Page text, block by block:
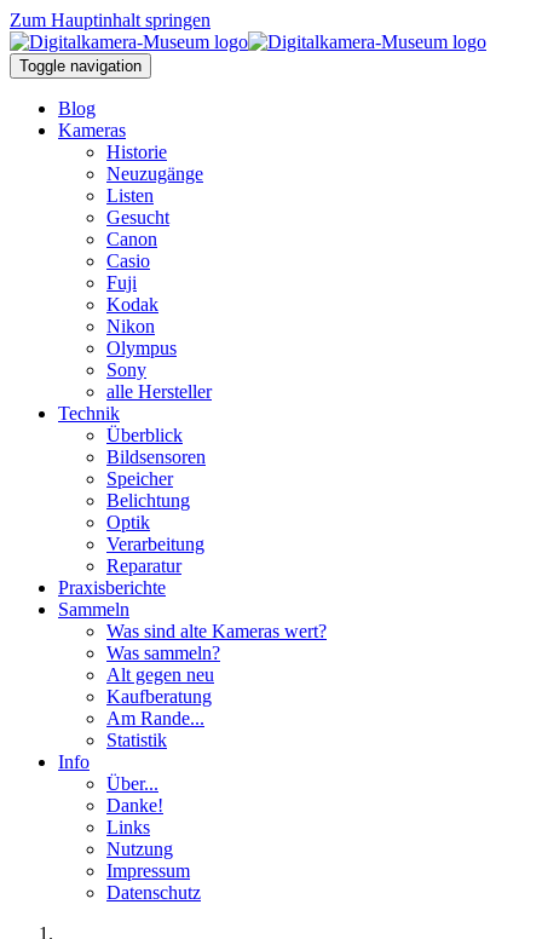
Zum Hauptinhalt springen
Toggle navigation
Blog
Kameras
Historie
Neuzugänge
Listen
Gesucht
Canon
Casio
Fuji
Kodak
Nikon
Olympus
Sony
alle Hersteller
Technik
Überblick
Bildsensoren
Speicher
Belichtung
Optik
Verarbeitung
Reparatur
Praxisberichte
Sammeln
Was sind alte Kameras wert?
Was sammeln?
Alt gegen neu
Kaufberatung
Am Rande...
Statistik
Info
Über...
Danke!
Links
Nutzung
Impressum
Datenschutz